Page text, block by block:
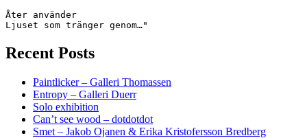
Åter använder
Ljuset som tränger genom…"
Recent Posts
Paintlicker – Galleri Thomassen
Entropy – Galleri Duerr
Solo exhibition
Can’t see wood – dotdotdot
Smet – Jakob Ojanen & Erika Kristofersson Bredberg